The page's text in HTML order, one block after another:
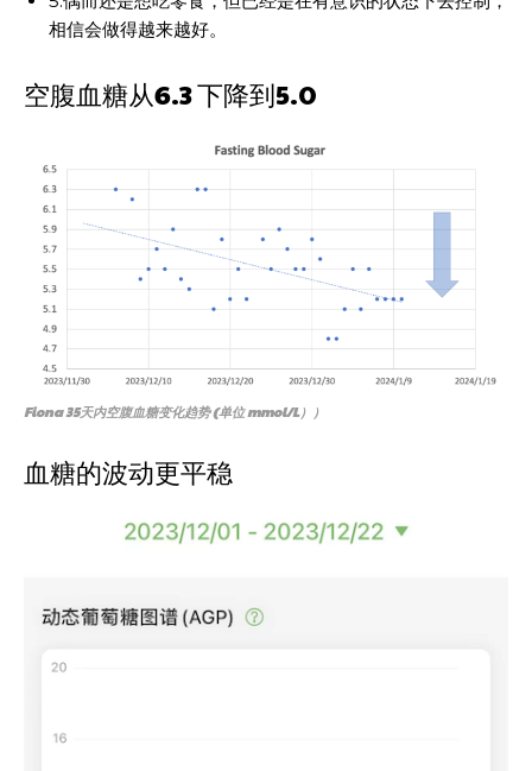
相信会做得越来越好。
空腹血糖从6.3 下降到5.0
Fiona 35天内空腹血糖变化趋势 (单位 mmol/L））
血糖的波动更平稳